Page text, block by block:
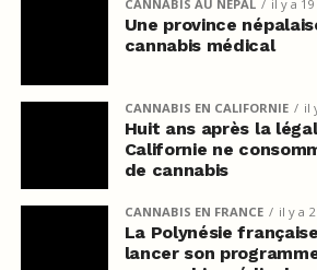
CANNABIS AU NÉPAL il y a
Une province
cannabis médical
CANNABIS EN CALIFORNIE il
Huit ans après la
Californie ne
de cannabis
CANNABIS EN FRANCE il y a
La Polynésie
lancer son